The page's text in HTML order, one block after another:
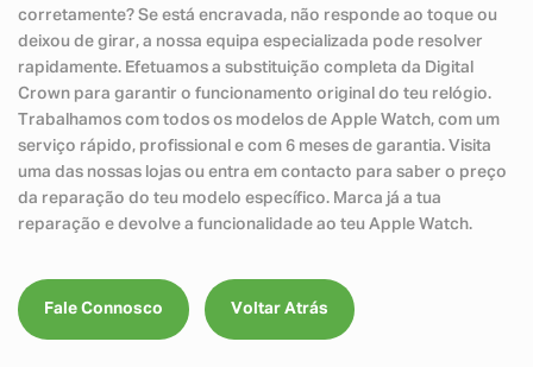
corretamente? Se está encravada, não responde ao toque ou
deixou de girar, a nossa equipa especializada pode resolver
rapidamente. Efetuamos a substituição completa da Digital
Crown para garantir o funcionamento original do teu relógio.
Trabalhamos com todos os modelos de Apple Watch, com um
serviço rápido, profissional e com 6 meses de garantia. Visita
uma das nossas lojas ou entra em contacto para saber o preço
da reparação do teu modelo específico. Marca já a tua
reparação e devolve a funcionalidade ao teu Apple Watch.
Fale Connosco Voltar Atrás